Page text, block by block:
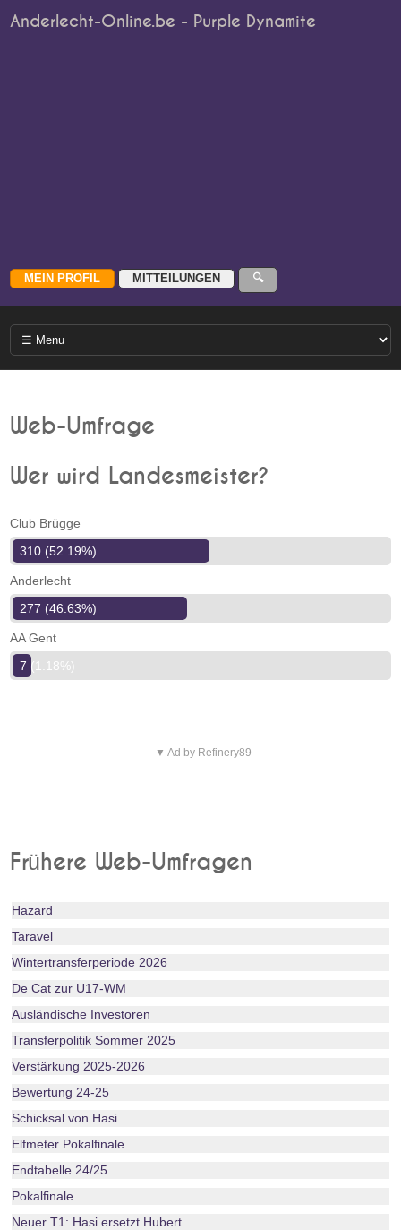
Anderlecht-Online.be - Purple Dynamite
Web-Umfrage
Wer wird Landesmeister?
Club Brügge
310 (52.19%)
Anderlecht
277 (46.63%)
AA Gent
7 (1.18%)
▼ Ad by Refinery89
Frühere Web-Umfragen
Hazard
Taravel
Wintertransferperiode 2026
De Cat zur U17-WM
Ausländische Investoren
Transferpolitik Sommer 2025
Verstärkung 2025-2026
Bewertung 24-25
Schicksal von Hasi
Elfmeter Pokalfinale
Endtabelle 24/25
Pokalfinale
Neuer T1: Hasi ersetzt Hubert